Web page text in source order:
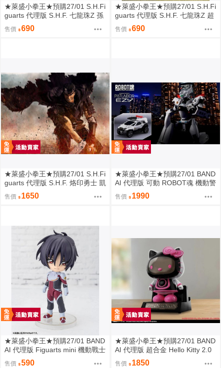
★萊盛小拳王★預購27/01 S.H.Fi
guarts 代理版 S.H.F. 七龍珠Z 孫
悟空 (心地善良的賽亞人)
售價 690
★萊盛小拳王★預購27/01 S.H.Fi
guarts 代理版 S.H.F. 七龍珠Z 超
級賽亞人貝吉達 (危險的驕傲)
售價 690
★萊盛小拳王★預購27/01 S.H.Fi
guarts 代理版 S.H.F. 烙印勇士 凱
茲 狂戰士鎧甲
售價 1650
★萊盛小拳王★預購27/01 BAND
AI 代理版 可動 ROBOT魂 機動警
察EZY AV-98Plus 英格拉姆改2號
機
售價 1990
★萊盛小拳王★預購27/01 BAND
AI 代理版 Figuarts mini 機動戰士
鋼彈 真·飛鳥
售價 590
★萊盛小拳王★預購27/01 BAND
AI 代理版 超合金 Hello Kitty 2.0
售價 1850